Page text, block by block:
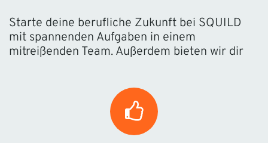
Starte deine berufliche Zukunft bei SQUILD
mit spannenden Aufgaben in einem
mitreißenden Team. Außerdem bieten wir dir